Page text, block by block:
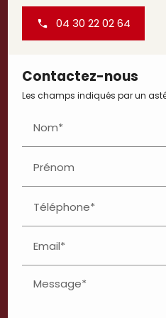
04 30 22 02 64
Contactez-nous
Les champs indiqués par un
Nom*
Prénom
Téléphone*
Email*
Message*